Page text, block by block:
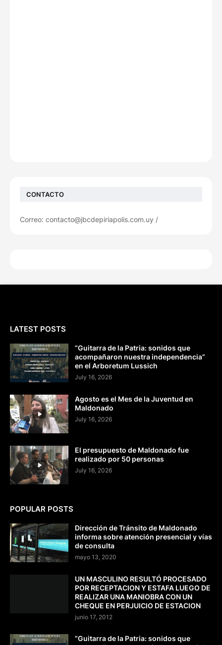
CONTACTO
Correo: contacto@jbcdepiriapolis.com.uy /
LATEST POSTS
“Guitarra de la Patria: sonidos que
acompañaron nuestra independencia”
en el Arboretum Lussich
July 16, 2026
Agosto es el Mes de la Juventud en
Maldonado
July 16, 2026
El presupuesto de Maldonado fue
realizado por 50 personas
July 16, 2026
POPULAR POSTS
Dirección de Tránsito de Maldonado
informa sobre atención presencial y vías
de consulta
mayo 13, 2020
UN MASCULINO RESULTÓ PROCESADO
POR RECEPTACION Y ESTAFA LUEGO DE
REALIZAR UNA MANIOBRA CON UN
CHEQUE EN PERJUICIO DE ESTACION
junio 17, 2012
“Guitarra de la Patria: sonidos que